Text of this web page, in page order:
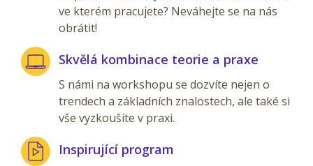
ve kterém pracujete? Neváhejte se na nás
obrátit!
Skvělá kombinace teorie a praxe
S námi na workshopu se dozvíte nejen o
trendech a základních znalostech, ale také si
vše vyzkoušíte v praxi.
Inspirující program